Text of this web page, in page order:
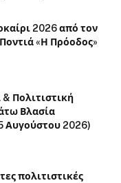
2026 από τον
«Η Πρόοδος»
Πολιτιστική
Βλασία
Αυγούστου 2026)
πολιτιστικές